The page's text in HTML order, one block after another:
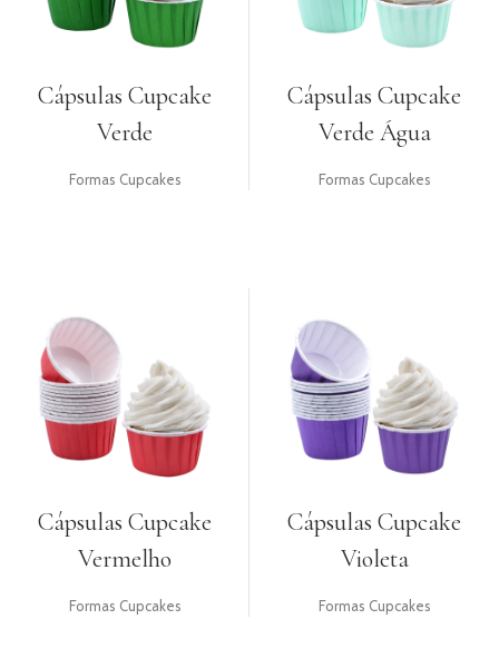
Cápsulas Cupcake
Verde
Formas Cupcakes
Cápsulas Cupcake
Verde Água
Formas Cupcakes
Cápsulas Cupcake
Vermelho
Formas Cupcakes
Cápsulas Cupcake
Violeta
Formas Cupcakes